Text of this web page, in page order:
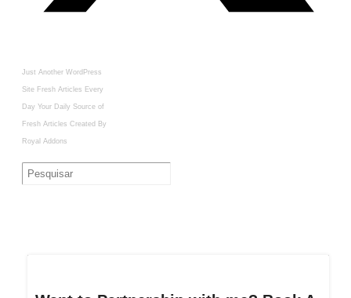
Just Another WordPress
Site Fresh Articles Every
Day Your Daily Source of
Fresh Articles Created By
Royal Addons